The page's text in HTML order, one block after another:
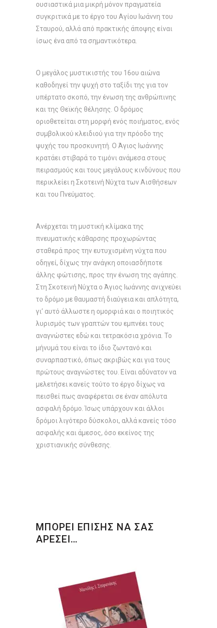
ουσιαστικά μια μικρή μόνον πραγματεία
συγκριτικά με το έργο του Αγίου Ιωάννη του
Σταυρού, αλλά από πρακτικής άποψης είναι
ίσως ένα από τα σημαντικότερα.
Ο μεγάλος μυστικιστής του 16ου αιώνα
καθοδηγεί την ψυχή στο ταξίδι της για τον
υπέρτατο σκοπό, την ένωση της ανθρώπινης
και της Θεϊκής θέλησης. Ο δρόμος
οριοθετείται στη μορφή ενός ποιήματος, ενός
συμβολικού κλειδιού για την πρόοδο της
ψυχής του προσκυνητή. Ο Άγιος Ιωάννης
κρατάει στιβαρά το τιμόνι ανάμεσα στους
πειρασμούς και τους μεγάλους κινδύνους που
περικλείει η Σκοτεινή Νύχτα των Αισθήσεων
και του Πνεύματος.
Ανέρχεται τη μυστική κλίμακα της
πνευματικής κάθαρσης προχωρώντας
σταθερά προς την ευτυχισμένη νύχτα που
οδηγεί, δίχως την ανάγκη οποιασδήποτε
άλλης φώτισης, προς την ένωση της αγάπης.
Στη Σκοτεινή Νύχτα ο Άγιος Ιωάννης ανιχνεύει
το δρόμο με θαυμαστή διαύγεια και απλότητα,
γι’ αυτό άλλωστε η ομορφιά και ο ποιητικός
λυρισμός των γραπτών του εμπνέει τους
αναγνώστες εδώ και τετρακόσια χρόνια. Το
μήνυμά του είναι το ίδιο ζωντανό και
συναρπαστικό, όπως ακριβώς και για τους
πρώτους αναγνώστες του. Είναι αδύνατον να
μελετήσει κανείς τούτο το έργο δίχως να
πεισθεί πως αναφέρεται σε έναν απόλυτα
ασφαλή δρόμο. Ίσως υπάρχουν και άλλοι
δρόμοι λιγότερο δύσκολοι, αλλά κανείς τόσο
ασφαλής και άμεσος, όσο εκείνος της
χριστιανικής σύνθεσης.
ΜΠΟΡΕΙ ΕΠΙΣΗΣ ΝΑ ΣΑΣ
ΑΡΕΣΕΙ…